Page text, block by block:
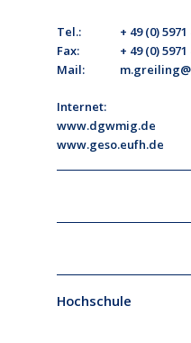
Tel.:
+ 49 (0)
Fax:
+ 49 (0)
Mail:
Internet:
www.dgwmig.de
www.geso.eufh.de
Hochschule